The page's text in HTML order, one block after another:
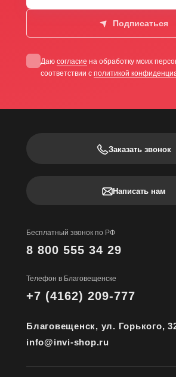
Подписаться
Даю согласие на обработку моих
соответствии с политикой
Заказать звонок
Написать нам
Бесплатный звонок по РФ
8 800 555 34 29
Телефон в Благовещенске
+7 (4162) 209-777
Благовещенск, ул. Горького,
info@invi-shop.ru